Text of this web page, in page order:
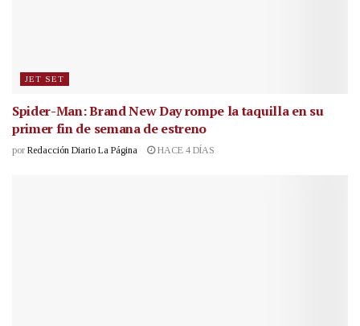
JET SET
Spider-Man: Brand New Day rompe la taquilla en su
primer fin de semana de estreno
por Redacción Diario La Página HACE 4 DÍAS